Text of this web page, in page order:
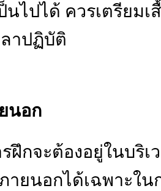
นไปได้ ควรเตรียมเ
าปฏิบัติ
นอก
ฝึกจะต้องอยู่ในบริ
ายนอกได้เฉพาะใ